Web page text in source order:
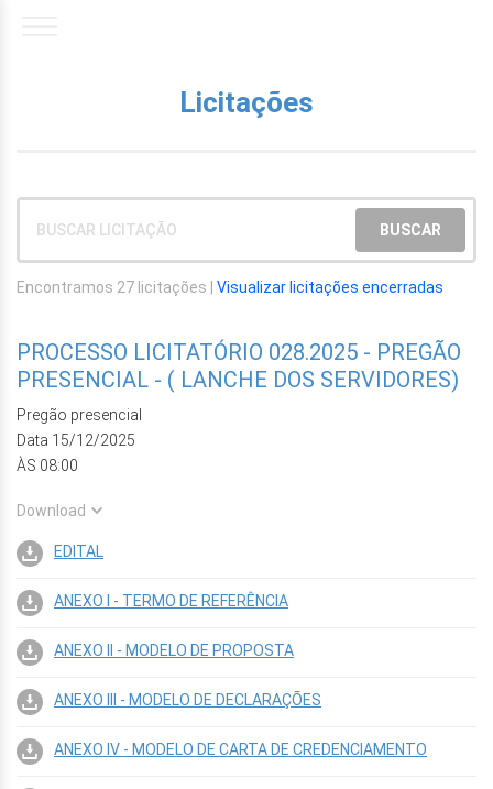
Licitações
Encontramos 27 licitações | Visualizar licitações encerradas
PROCESSO LICITATÓRIO 028.2025 - PREGÃO
PRESENCIAL - ( LANCHE DOS SERVIDORES)
Pregão presencial
Data 15/12/2025
ÀS 08:00
Download
EDITAL
ANEXO I - TERMO DE REFERÊNCIA
ANEXO II - MODELO DE PROPOSTA
ANEXO III - MODELO DE DECLARAÇÕES
ANEXO IV - MODELO DE CARTA DE CREDENCIAMENTO